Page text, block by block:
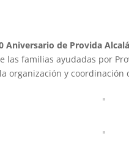
Aniversario de Provida Alcalá
las familias ayudadas por
organización y coordinación